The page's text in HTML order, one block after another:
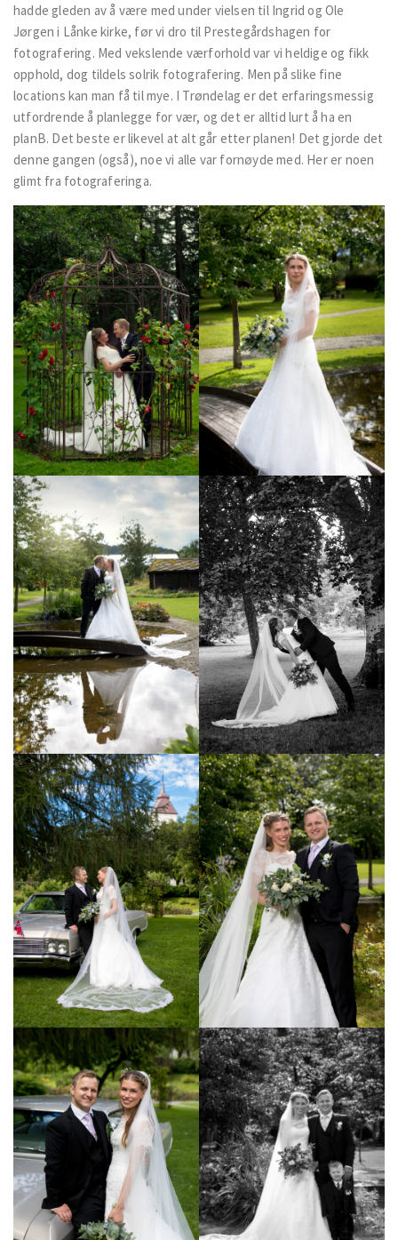
hadde gleden av å være med under vielsen til Ingrid og Ole
Jørgen i Lånke kirke, før vi dro til Prestegårdshagen for
fotografering. Med vekslende værforhold var vi heldige og fikk
opphold, dog tildels solrik fotografering. Men på slike fine
locations kan man få til mye. I Trøndelag er det erfaringsmessig
utfordrende å planlegge for vær, og det er alltid lurt å ha en
planB. Det beste er likevel at alt går etter planen! Det gjorde det
denne gangen (også), noe vi alle var fornøyde med. Her er noen
glimt fra fotograferinga.